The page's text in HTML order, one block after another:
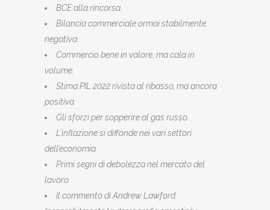
BCE alla rincorsa.
Bilancia commerciale ormai stabilmente
negativa.
Commercio bene in valore, ma cala in
volume.
Stima PIL 2022 rivista al ribasso, ma ancora
positiva.
Gli sforzi per sopperire al gas russo.
L’inflazione si diffonde nei vari settori
dell’economia.
Primi segni di debolezza nel mercato del
lavoro.
Il commento di Andrew Lawford: